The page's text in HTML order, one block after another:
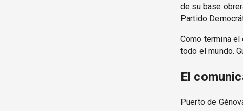
de su base
Partido
Como termina
todo el mundo.
El
Puerto de